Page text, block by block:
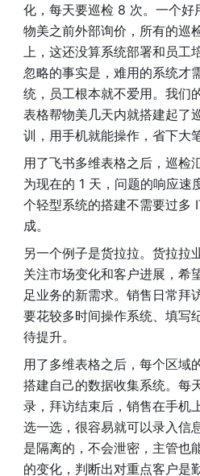
化，每天要巡检 8 次。一个好
物美之前外部询价，所有的巡
上，这还没算系统部署和员工
忽略的事实是，难用的系统才
统，员工根本就不爱用。我们
表格帮物美几天内就搭建起了
训，用手机就能操作，省下大
用了飞书多维表格之后，巡检
为现在的 1 天，问题的响应速
个轻型系统的搭建不需要过多
成。
另一个例子是货拉拉。货拉拉
关注市场变化和客户进展，希
足业务的新需求。销售日常拜
要花较多时间操作系统、填写
待提升。
用了多维表格之后，每个区域
搭建自己的数据收集系统。每
录，拜访结束后，销售在手机
选一选，很容易就可以录入信
是隔离的，不会泄密，主管也
的变化，判断出对重点客户是